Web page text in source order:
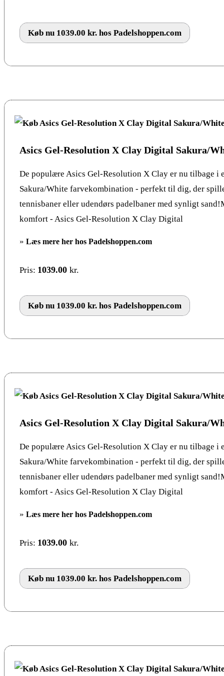
Køb nu 1039.00 kr. hos Padelshoppen.com
Asics Gel-Resolution X Clay Digital Sakura/
De populære Asics Gel-Resolution X Clay er nu tilbage i
Sakura/White farvekombination - perfekt til dig, der
tennisbaner eller udendørs padelbaner med synligt
komfort - Asics Gel-Resolution X Clay Digital
» Læs mere her hos Padelshoppen.com
Pris: 1039.00 kr.
Køb nu 1039.00 kr. hos Padelshoppen.com
Asics Gel-Resolution X Clay Digital Sakura/
De populære Asics Gel-Resolution X Clay er nu tilbage i
Sakura/White farvekombination - perfekt til dig, der
tennisbaner eller udendørs padelbaner med synligt
komfort - Asics Gel-Resolution X Clay Digital
» Læs mere her hos Padelshoppen.com
Pris: 1039.00 kr.
Køb nu 1039.00 kr. hos Padelshoppen.com